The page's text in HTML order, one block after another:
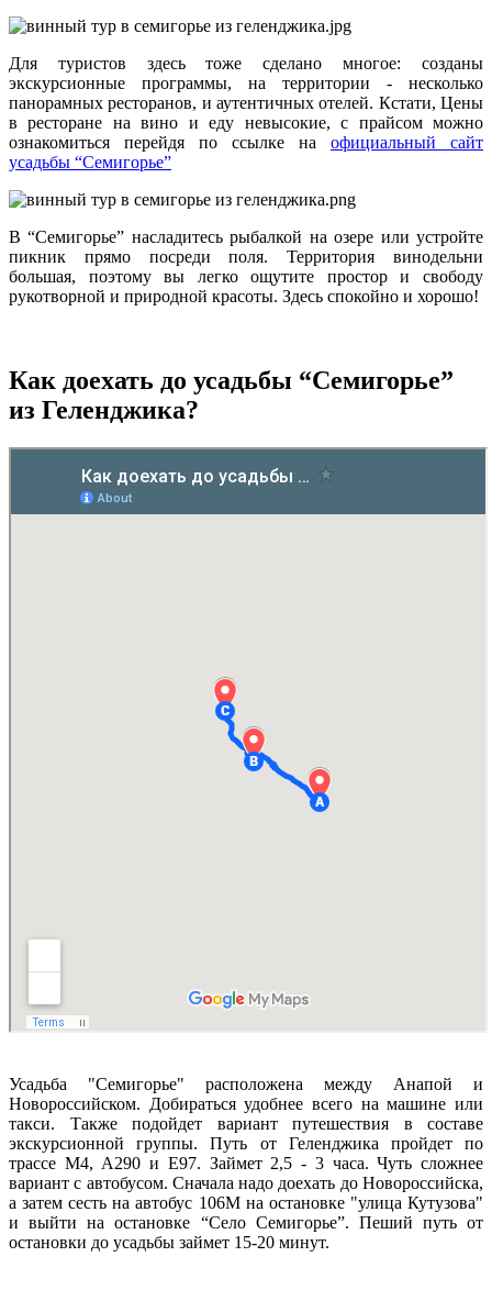
Для туристов здесь тоже сделано многое: созданы
экскурсионные программы, на территории - несколько
панорамных ресторанов, и аутентичных отелей. Кстати, Цены
в ресторане на вино и еду невысокие, с прайсом можно
ознакомиться перейдя по ссылке на официальный сайт
усадьбы “Семигорье”
В “Семигорье” насладитесь рыбалкой на озере или устройте
пикник прямо посреди поля. Территория винодельни
большая, поэтому вы легко ощутите простор и свободу
рукотворной и природной красоты. Здесь спокойно и хорошо!
Как доехать до усадьбы “Семигорье”
из Геленджика?
Усадьба "Семигорье" расположена между Анапой и
Новороссийском. Добираться удобнее всего на машине или
такси. Также подойдет вариант путешествия в составе
экскурсионной группы. Путь от Геленджика пройдет по
трассе М4, А290 и Е97. Займет 2,5 - 3 часа. Чуть сложнее
вариант с автобусом. Сначала надо доехать до Новороссийска,
а затем сесть на автобус 106М на остановке "улица Кутузова"
и выйти на остановке “Село Семигорье”. Пеший путь от
остановки до усадьбы займет 15-20 минут.